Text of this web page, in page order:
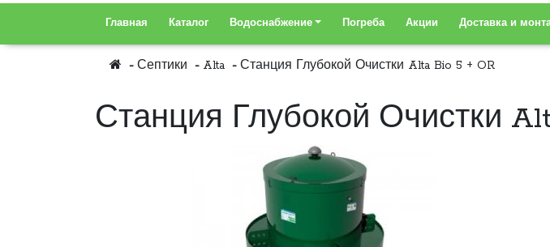
Главная Каталог Водоснабжение Погреба Акции Доставка и
Септики Alta Станция Глубокой Очистки Alta Bio 5 + OR
Станция Глубокой Очистки